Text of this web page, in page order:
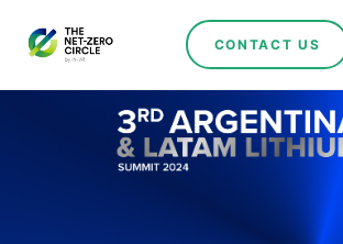
CONTACT US